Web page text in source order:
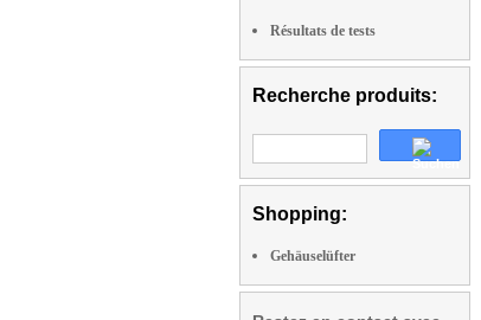
Résultats de tests
Recherche produits:
Shopping:
Gehäuselüfter